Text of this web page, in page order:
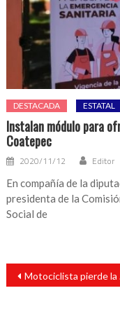
DESTACADA ESTATAL
Instalan módulo para
Coatepec
2020/11/12 Editor
En compañía de la
presidenta de la
Social de
Navegación
entradas
Motociclista pierde la vida sobre la carretera estatal Saltabarranca – Lerdo de Tejada